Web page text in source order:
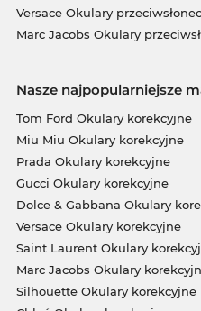
Versace Okulary
Marc Jacobs Okulary
Nasze najpopularniejsze
Tom Ford Okulary korekcyjne
Miu Miu Okulary korekcyjne
Prada Okulary korekcyjne
Gucci Okulary korekcyjne
Dolce & Gabbana Okulary
Versace Okulary korekcyjne
Saint Laurent Okulary
Marc Jacobs Okulary
Silhouette Okulary korekcyjne